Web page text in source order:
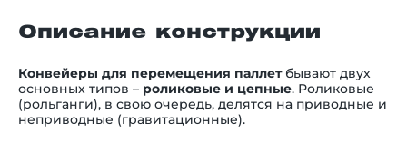
Описание конструкции
Конвейеры для перемещения паллетбывают двух
основных типов – роликовые и цепные. Роликовые
(рольганги), в свою очередь, делятся на приводные и
неприводные (гравитационные).